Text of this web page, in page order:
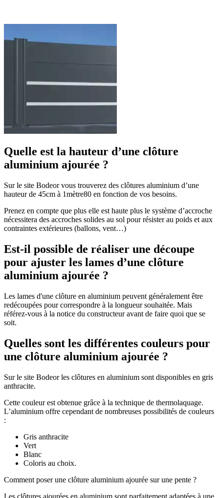
Quelle est la hauteur d’une clôture
aluminium ajourée ?
Sur le site Bodeor vous trouverez des clôtures aluminium d’une
hauteur de 45cm à 1mètre80 en fonction de vos besoins.
Prenez en compte que plus elle est haute plus le système d’accroche
nécessitera des accroches solides au sol pour résister au poids et aux
contraintes extérieures (ballons, vent…)
Est-il possible de réaliser une découpe
pour ajuster les lames d’une clôture
aluminium ajourée ?
Les lames d'une clôture en aluminium peuvent généralement être
redécoupées pour correspondre à la longueur souhaitée. Mais
référez-vous à la notice du constructeur avant de faire quoi que se
soit.
Quelles sont les différentes couleurs pour
une clôture aluminium ajourée ?
Sur le site Bodeor les clôtures en aluminium sont disponibles en gris
anthracite.
Cette couleur est obtenue grâce à la technique de thermolaquage.
L’aluminium offre cependant de nombreuses possibilités de couleurs
:
Gris anthracite
Vert
Blanc
Coloris au choix.
Comment poser une clôture aluminium ajourée sur une pente ?
Les clôtures ajourées en aluminium sont parfaitement adaptées à une